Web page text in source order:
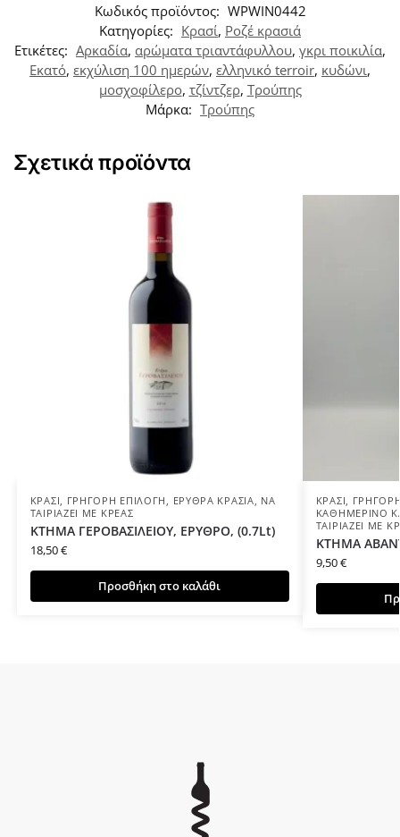
Κωδικός προϊόντος: WPWIN0442
Κατηγορίες: Κρασί, Ροζέ κρασιά
Ετικέτες: Αρκαδία, αρώματα τριαντάφυλλου, γκρι ποικιλία,
Εκατό, εκχύλιση 100 ημερών, ελληνικό terroir, κυδώνι,
μοσχοφίλερο, τζίντζερ, Τρούπης
Μάρκα: Τρούπης
Σχετικά προϊόντα
ΚΡΑΣΊ ΓΡΉΓΟΡΗ ΕΠΙΛΟΓΉ ΕΡΥΘΡΆ ΚΡΑΣΙΆ
ΝΑ
ΤΑΙΡΙΆΖΕΙ ΜΕ ΚΡΈΑΣ
ΚΤΗΜΑ ΓΕΡΟΒΑΣΙΛΕΙΟΥ, ΕΡΥΘΡΟ, (0.7Lt)
18,50€
Προσθήκη στο καλάθι
ΚΡΑΣΊ
ΚΑΘΗΜΕΡΙΝΌ
ΤΑΙΡΙΆΖΕΙ ΜΕ
ΚΤΗΜΑ
9,50€